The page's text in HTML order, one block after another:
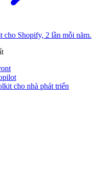
cho Shopify, 2 lần mỗi năm.
cho nhà phát triển